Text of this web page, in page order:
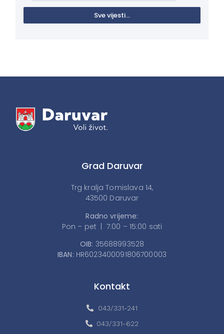
Sve vijesti...
Grad Daruvar
Trg kralja Tomislava 14,
43500 Daruvar
Radno vrijeme:
Pon – pet | 7:00 – 15:00 sati
OIB: 35688993528
IBAN: HR6023400091806700003
Kontakt
043/331-241
043/331-622